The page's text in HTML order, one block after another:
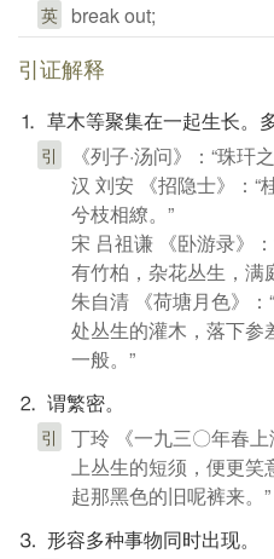
英 break out;
引证解释
⒈ 草木等聚集在一起生长。多
引
《列子·汤问》：“珠
汉 刘安 《招隐士》：“
兮枝相繚。”
宋 吕祖谦 《卧游录》
有竹柏，杂花丛生，满
朱自清 《荷塘月色》
处丛生的灌木，落下参
一般。”
⒉ 谓繁密。
引
丁玲 《一九三〇年春
上丛生的短须，便更笑
起那黑色的旧呢裤来。”
⒊ 形容多种事物同时出现。